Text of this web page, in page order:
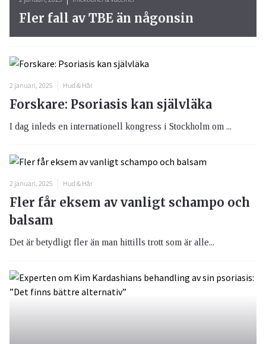
2 januari, 2025 Hud & Hår
Forskare: Psoriasis kan självläka
I dag inleds en internationell kongress i Stockholm om ...
2 januari, 2025 Hud & Hår
Fler får eksem av vanligt schampo och
balsam
Det är betydligt fler än man hittills trott som är alle...
Fler fall av TBE än någonsin